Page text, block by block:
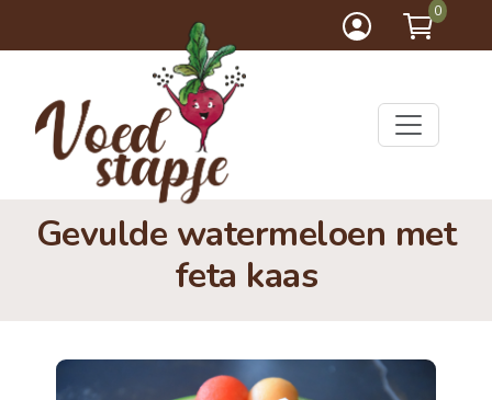
0
Gevulde watermeloen met
feta kaas